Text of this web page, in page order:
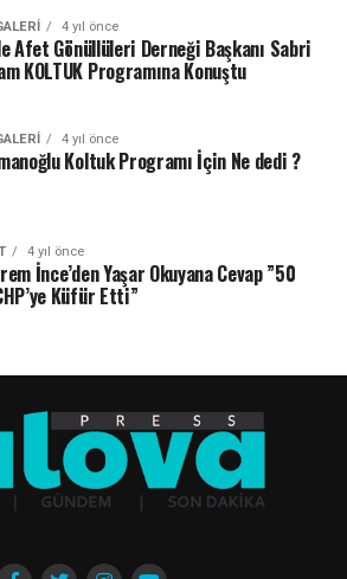
4 yıl önce
Afet Gönüllüleri Derneği Başkanı Sabri
KOLTUK Programına Konuştu
4 yıl önce
Koltuk Programı İçin Ne dedi ?
4 yıl önce
İnce’den Yaşar Okuyana Cevap ”50
Küfür Etti”